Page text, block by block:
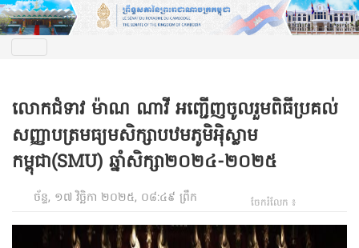
លោកជំទាវ ម៉ាណ ណាវី អញ្ជើញចូលរួមពិធីប្រគល់
សញ្ញាបត្រមធ្យមសិក្សាបឋមភូមិអ៉ិស្លាម
កម្ពុជា(SMU) ឆ្នាំសិក្សា២០២៤-២០២៥
ច័ន្ទ, ១៧ វិច្ឆិកា ២០២៥, ០៨:៤៩ ព្រឹក ចែករំលែក ៖